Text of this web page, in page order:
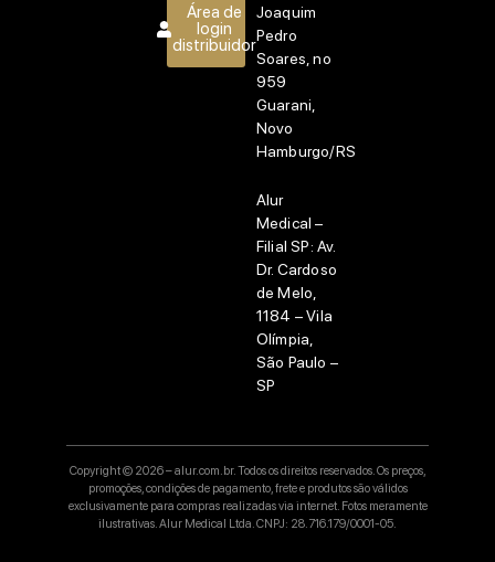
Copyright © 2026 – alur.com.br. Todos os direitos reservados. Os preços,
promoções, condições de pagamento, frete e produtos são válidos
exclusivamente para compras realizadas via internet. Fotos meramente
ilustrativas. Alur Medical Ltda. CNPJ: 28.716.179/0001-05.
Área de
login
distribuidor
Joaquim
Pedro
Soares, no
959
Guarani,
Novo
Hamburgo/RS
Alur
Medical –
Filial SP: Av.
Dr. Cardoso
de Melo,
1184 – Vila
Olímpia,
São Paulo –
SP